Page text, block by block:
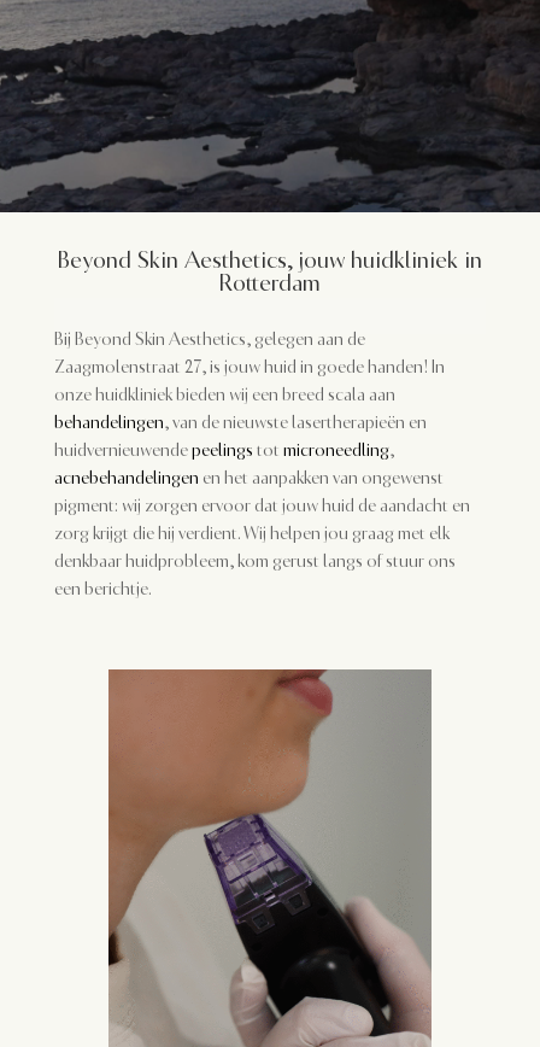
Beyond Skin Aesthetics, jouw huidkliniek in
Rotterdam
Bij Beyond Skin Aesthetics, gelegen aan de
Zaagmolenstraat 27, is jouw huid in goede handen! In
onze huidkliniek bieden wij een breed scala aan
behandelingen, van de nieuwste lasertherapieën en
huidvernieuwendepeelings tot microneedling,
acnebehandelingen en het aanpakken van ongewenst
pigment: wij zorgen ervoor dat jouw huid de aandacht en
zorg krijgt die hij verdient. Wij helpen jou graag met elk
denkbaar huidprobleem, kom gerust langs of stuur ons
een berichtje.